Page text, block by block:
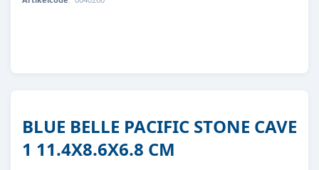
BLUE BELLE PACIFIC STONE CAVE
1 11.4X8.6X6.8 CM